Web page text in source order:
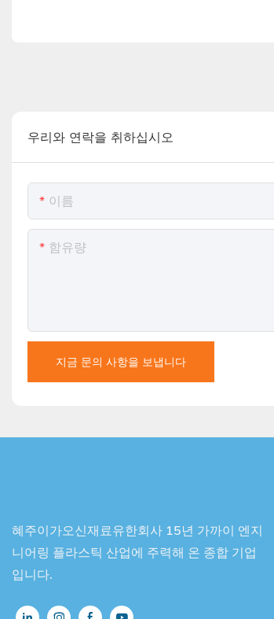
우리와 연락을 취하십시오
이름
함유량
지금 문의 사항을 보냅니다
혜주이가오신재료유한회사 15년 가까이 엔지
니어링 플라스틱 산업에 주력해 온 종합 기업
입니다.